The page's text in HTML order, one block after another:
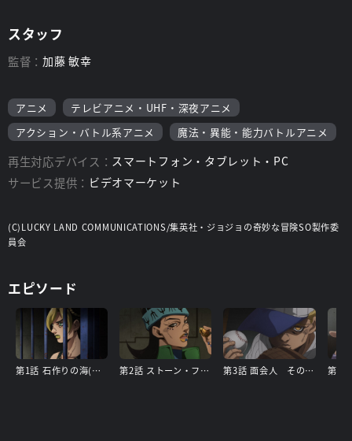
スタッフ
監督：加藤 敏幸
アニメ
テレビアニメ・UHF・深夜アニメ
アクション・バトル系アニメ
魔法・異能・能力バトルアニメ
再生対応デバイス： スマートフォン・タブレット・PC
サービス提供： ビデオマーケット
(C)LUCKY LAND COMMUNICATIONS/集英社・ジョジョの奇妙な冒険SO製作委
員会
エピソード
第1話 石作りの海(ストーンオーシャン) 第2話 ストーン・フリー 第3話 面会人 その(1)